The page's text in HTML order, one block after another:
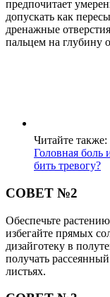
предпочитает
допускать как
дренажные
пальцем на глубину
Читайте также:
Головная боль
бить тревогу?
СОВЕТ №2
Обеспечьте
избегайте прямых
дизайготеку в
получать
листьях.